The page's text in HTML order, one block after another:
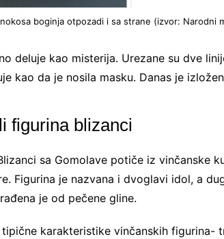
boginja otpozadi i sa strane (izvor: Narodni
deluje kao misterija. Urezane su dve
kao da je nosila masku. Danas je
figurina blizanci
sa Gomolave potiče iz vinčanske
Figurina je nazvana i dvoglavi idol, a
je od pečene gline.
karakteristike vinčanskih figurina-
pravila